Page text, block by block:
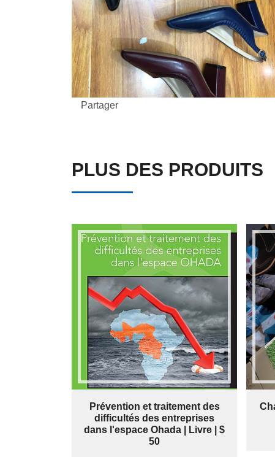
Partager
PLUS DES PRODUITS
Prévention et traitement des
difficultés des entreprises
dans l'espace Ohada | Livre | $
50